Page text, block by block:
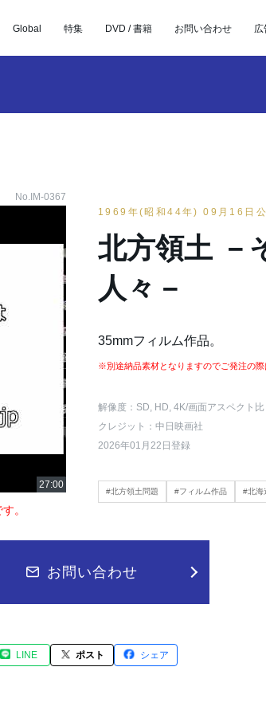
Global 特集 DVD / 書籍 お問い合わせ 広
No.IM-0367
。
1969年(昭和44年) 09月16日公
北方領土 －
人々－
35mmフィルム作品。
※別途納品素材となりますのでご発注の際
解像度：SD, HD, 4K/画面アスペクト
クレジット：中日映画社
2026年01月22日登録
#北方領土問題 #フィルム作品 #北海
お問い合わせ
LINE ポスト シェア